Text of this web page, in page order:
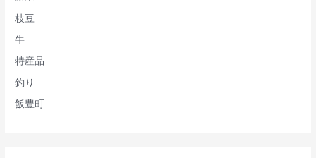
枝豆
牛
特産品
釣り
飯豊町